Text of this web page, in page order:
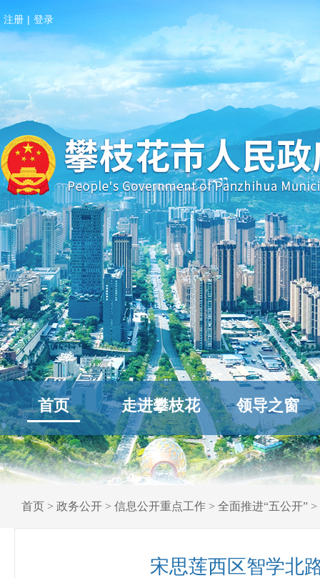
注册 | 登录
首页 走进攀枝花 领导之窗
首页 > 政务公开 > 信息公开重点工作 > 全面推进“五公开” >
宋思莲西区智学北